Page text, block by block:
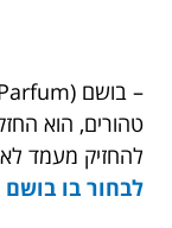
טהורים, הוא
להחזיק מעמד
לבחור בו בושם